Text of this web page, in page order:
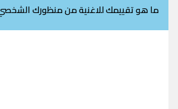
ما هو تقييمك للاغنية من منظورك